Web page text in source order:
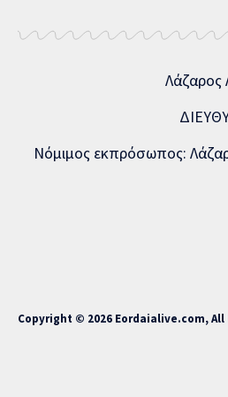
Νόμιμος εκπρόσωπος:
Copyright © 2026 Eordaialive.com, All